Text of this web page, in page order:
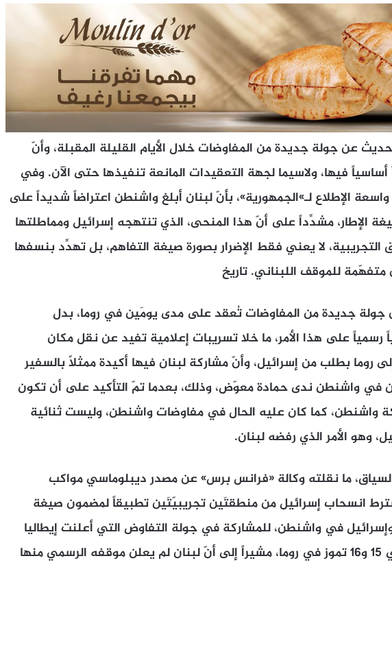
عن جولة جديدة من المفاوضات خلال الأيام القليلة المقبلة، وأنّ
فيها، ولاسيما لجهة التعقيدات المانعة تنفيذها حتى الآن. وفي
الإطلاع لـ»الجمهورية»، بأنّ لبنان أبلغ واشنطن اعتراضاً شديداً على
الإطار، مشدِّداً على أنّ هذا المنحى، الذي تنتهجه إسرائيل ومماطلتها
لا يعني فقط الإضرار بصورة صيغة التفاهم، بل تهدِّد بنسفها
للموقف اللبناني. تاريخ
جولة جديدة من المفاوضات تُعقد على مدى يومَين في روما، بدل
رسمياً على هذا الأمر، ما خلا تسريبات إعلامية تفيد عن نقل مكان
روما بطلب من إسرائيل، وأنّ مشاركة لبنان فيها أكيدة ممثلاً بالسفير
في واشنطن ندى حمادة معوّض، وذلك، بعدما تمّ التأكيد على أن تكون
واشنطن، كما كان عليه الحال في مفاوضات واشنطن، وليست ثنائية
وهو الأمر الذي رفضه لبنان.
ما نقلته وكالة «فرانس برس» عن مصدر ديبلوماسي مواكب
انسحاب إسرائيل من منطقتَين تجريبيّتَين تطبيقاً لمضمون صيغة
وإسرائيل في واشنطن، للمشاركة في جولة التفاوض التي أعلنت إيطاليا
وإسرائيل أنّها ستُعقد في 15 و16 تموز في روما، مشيراً إلى أنّ لبنان لم يعلن موقفه الرسمي منها